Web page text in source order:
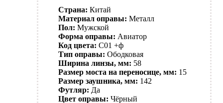
Страна: Китай
Материал оправы: Металл
Пол: Мужской
Форма оправы: Авиатор
Код цвета: C01 +ф
Тип оправы: Ободковая
Ширина линзы, мм: 58
Размер моста на переносице, мм: 15
Размер заушника, мм: 142
Футляр: Да
Цвет оправы: Чёрный